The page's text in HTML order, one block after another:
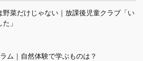
野菜だけじゃない｜放課後児童クラブ「い
」
ム｜自然体験で学ぶものは？